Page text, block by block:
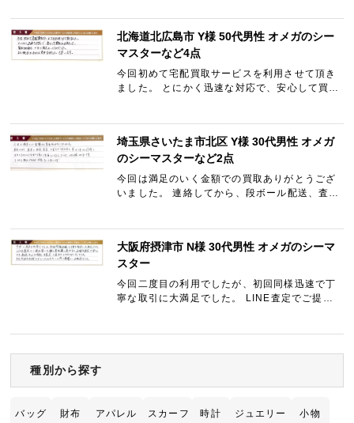
北海道北広島市 Y様 50代男性 オメガのシー
マスターなど4点
今回初めて宅配買取サービスを利用させて頂き
ました。 とにかく迅速な対応で、安心して買い
埼玉県さいたま市北区 Y様 30代男性 オメガ
のシーマスターなど2点
今回は満足のいく金額での買取ありがとうござ
いました。 連絡してから、段ボール配送、査
大阪府摂津市 N様 30代男性 オメガのシーマ
スター
今回二度目の利用でしたが、初回同様迅速で丁
寧な取引に大満足でした。 LINE査定でご提示
種別から探す
バッグ 財布 アパレル スカーフ 時計 ジュエリー 小物